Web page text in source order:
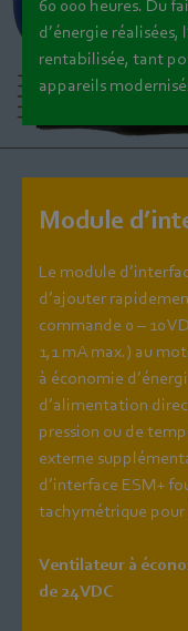
60 000 heures. Du
d’énergie
rentabilisée, tant
appareils
Module
Le module
d’ajouter
commande 0 – 10
1,1 mA max.) au
à économie
d’alimentation
pression ou de
externe
d’interface ESM+
tachymétrique pour
Ventilateur à
de 24 VDC